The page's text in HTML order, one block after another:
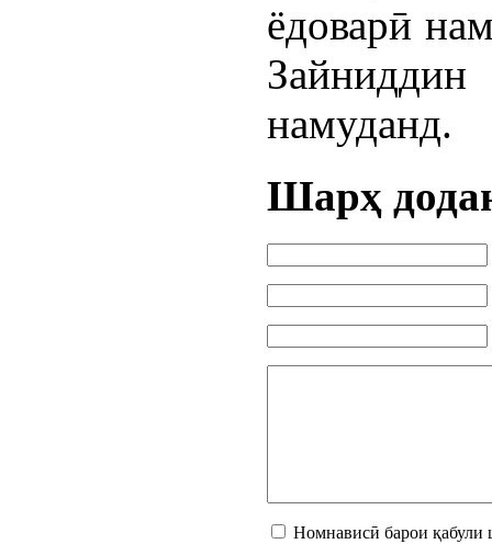
ёдоварӣ
намуданд.
Шарҳ
Номнависӣ барои қабули